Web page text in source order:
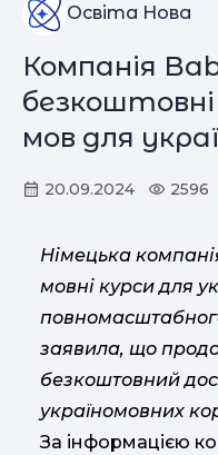
Освіта Нова
Компанія
мов для
20.09.2024 2596
Німецька
мовні курси для
заявила, що
безкоштовний
україномовних
За інформацією